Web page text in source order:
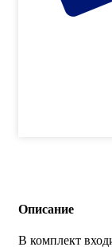
Описание
В комплект